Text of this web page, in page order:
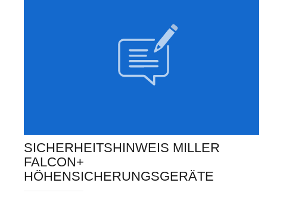
SICHERHEITSHINWEIS MILLER
FALCON+
HÖHENSICHERUNGSGERÄTE